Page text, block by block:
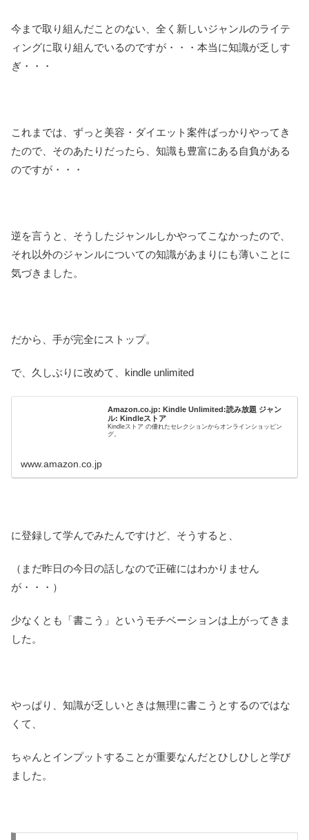
今まで取り組んだことのない、全く新しいジャンルのライテ
ィングに取り組んでいるのですが・・・本当に知識が乏しす
ぎ・・・
これまでは、ずっと美容・ダイエット案件ばっかりやってき
たので、そのあたりだったら、知識も豊富にある自負がある
のですが・・・
逆を言うと、そうしたジャンルしかやってこなかったので、
それ以外のジャンルについての知識があまりにも薄いことに
気づきました。
だから、手が完全にストップ。
で、久しぶりに改めて、kindle unlimited
Amazon.co.jp: Kindle Unlimited:読み放題 ジャン
ル: Kindleストア
Kindleストア の優れたセレクションからオンラインショッピン
グ。
www.amazon.co.jp
に登録して学んでみたんですけど、そうすると、
（まだ昨日の今日の話しなので正確にはわかりません
が・・・）
少なくとも「書こう」というモチベーションは上がってきま
した。
やっぱり、知識が乏しいときは無理に書こうとするのではな
くて、
ちゃんとインプットすることが重要なんだとひしひしと学び
ました。